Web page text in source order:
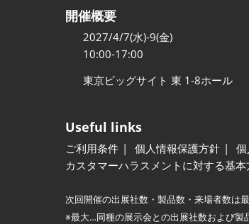
開催概要
2027/4/7(水)-9(金)
10:00-17:00
東京ビッグサイト 東 1-8ホール
Useful links
ご利用条件 個人情報保護方針
カスタマーハラスメントに対する基本
次回開催の出展社数・製品数・来場者数は
※最大…同種の展示会との出展社数および製